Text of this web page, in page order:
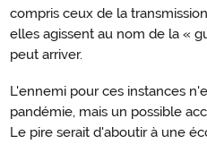
compris ceux de la
elles agissent au nom de la «
peut arriver.
L'ennemi pour ces instances
pandémie, mais un possible
Le pire serait d'aboutir à une